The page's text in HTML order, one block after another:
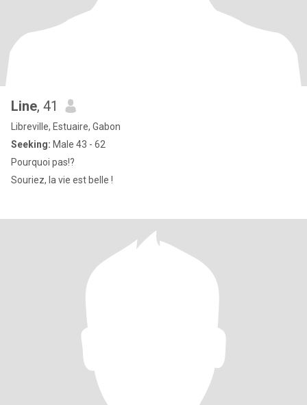
Line, 41
Libreville, Estuaire, Gabon
Seeking: Male 43 - 62
Pourquoi pas!?
Souriez, la vie est belle !